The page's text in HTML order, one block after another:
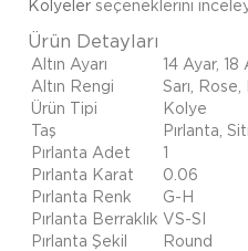
Kolyeler seçeneklerini
Ürün Detayları
Altın Ayarı
14 Ayar, 18
Altın Rengi
Sarı,
Ürün Tipi
Kolye
Taş
Pırlanta,
Pırlanta Adet
1
Pırlanta Karat
0.06
Pırlanta Renk
G-H
Pırlanta Berraklık VS-SI
Pırlanta Şekil
Round